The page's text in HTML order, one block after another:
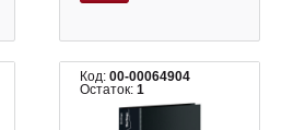
Код:00-00064904
Остаток:1